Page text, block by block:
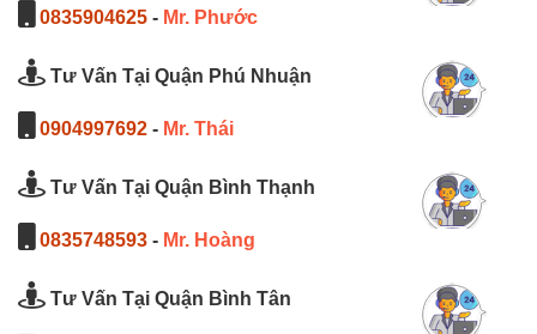
0835904625 - Mr. Phước
Tư Vấn Tại Quận Phú Nhuận
0904997692 - Mr. Thái
Tư Vấn Tại Quận Bình Thạnh
0835748593 - Mr. Hoàng
Tư Vấn Tại Quận Bình Tân